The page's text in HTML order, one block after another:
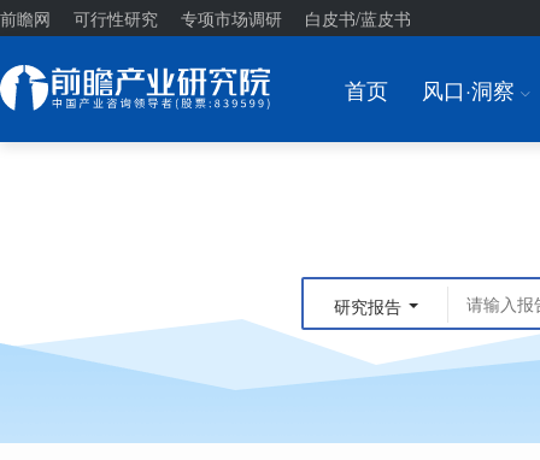
前瞻网 可行性研究 专项市场调研 白皮书/蓝皮书
首页 风口·洞察 I
研究报告